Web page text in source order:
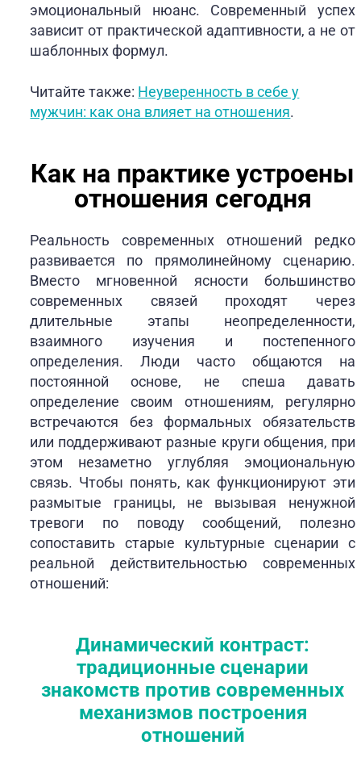
эмоциональный нюанс. Современный успех
зависит от практической адаптивности, а не от
шаблонных формул.
Читайте также: Неуверенность в себе у
мужчин: как она влияет на отношения.
Как на практике устроены
отношения сегодня
Реальность современных отношений редко
развивается по прямолинейному сценарию.
Вместо мгновенной ясности большинство
современных связей проходят через
длительные этапы неопределенности,
взаимного изучения и постепенного
определения. Люди часто общаются на
постоянной основе, не спеша давать
определение своим отношениям, регулярно
встречаются без формальных обязательств
или поддерживают разные круги общения, при
этом незаметно углубляя эмоциональную
связь. Чтобы понять, как функционируют эти
размытые границы, не вызывая ненужной
тревоги по поводу сообщений, полезно
сопоставить старые культурные сценарии с
реальной действительностью современных
отношений:
Динамический контраст:
традиционные сценарии
знакомств против современных
механизмов построения
отношений